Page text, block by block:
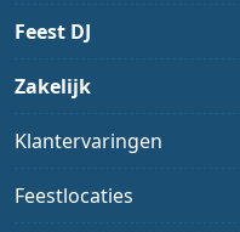
Feest DJ
Zakelijk
Klantervaringen
Feestlocaties